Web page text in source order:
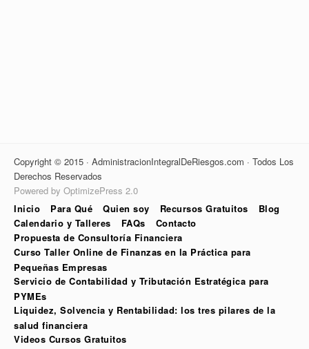
Copyright © 2015 · AdministracionIntegralDeRiesgos.com · Todos Los
Derechos Reservados
Powered by OptimizePress 2.0
Inicio
Para Qué Quien soy Recursos Gratuitos
Blog
Calendario y Talleres
FAQs
Contacto
Propuesta de Consultoría Financiera
Curso Taller Online de Finanzas en la Práctica para
Pequeñas Empresas
Servicio de Contabilidad y Tributación Estratégica para
PYMEs
Liquidez, Solvencia y Rentabilidad: los tres pilares de la
salud financiera
Videos Cursos Gratuitos